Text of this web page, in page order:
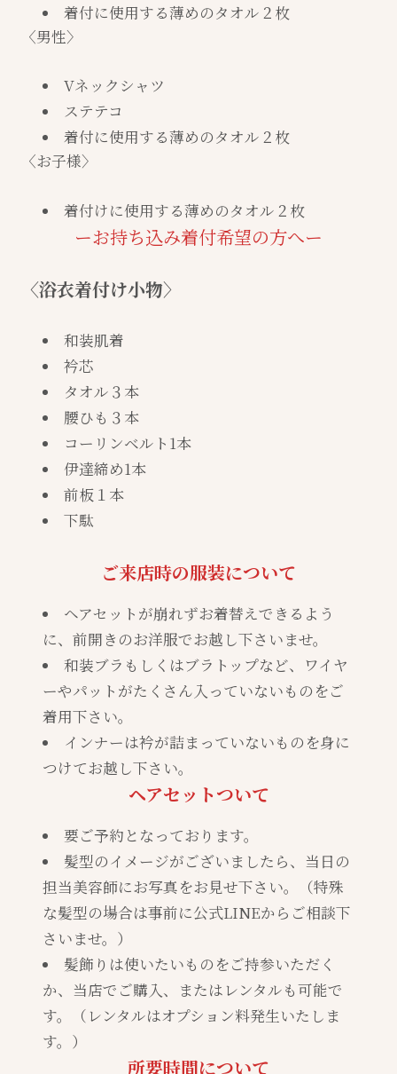
着付に使用する薄めのタオル２枚
〈男性〉
Vネックシャツ
ステテコ
着付に使用する薄めのタオル２枚
〈お子様〉
着付けに使用する薄めのタオル２枚
ーお持ち込み着付希望の方へー
〈浴衣着付け小物〉
和装肌着
衿芯
タオル３本
腰ひも３本
コーリンベルト1本
伊達締め1本
前板１本
下駄
ご来店時の服装について
ヘアセットが崩れずお着替えできるよう
に、前開きのお洋服でお越し下さいませ。
和装ブラもしくはブラトップなど、ワイヤ
ーやパットがたくさん入っていないものをご
着用下さい。
インナーは衿が詰まっていないものを身に
つけてお越し下さい。
ヘアセットついて
要ご予約となっております。
髪型のイメージがございましたら、当日の
担当美容師にお写真をお見せ下さい。（特殊
な髪型の場合は事前に公式LINEからご相談下
さいませ。）
髪飾りは使いたいものをご持参いただく
か、当店でご購入、またはレンタルも可能で
す。（レンタルはオプション料発生いたしま
す。）
所要時間について